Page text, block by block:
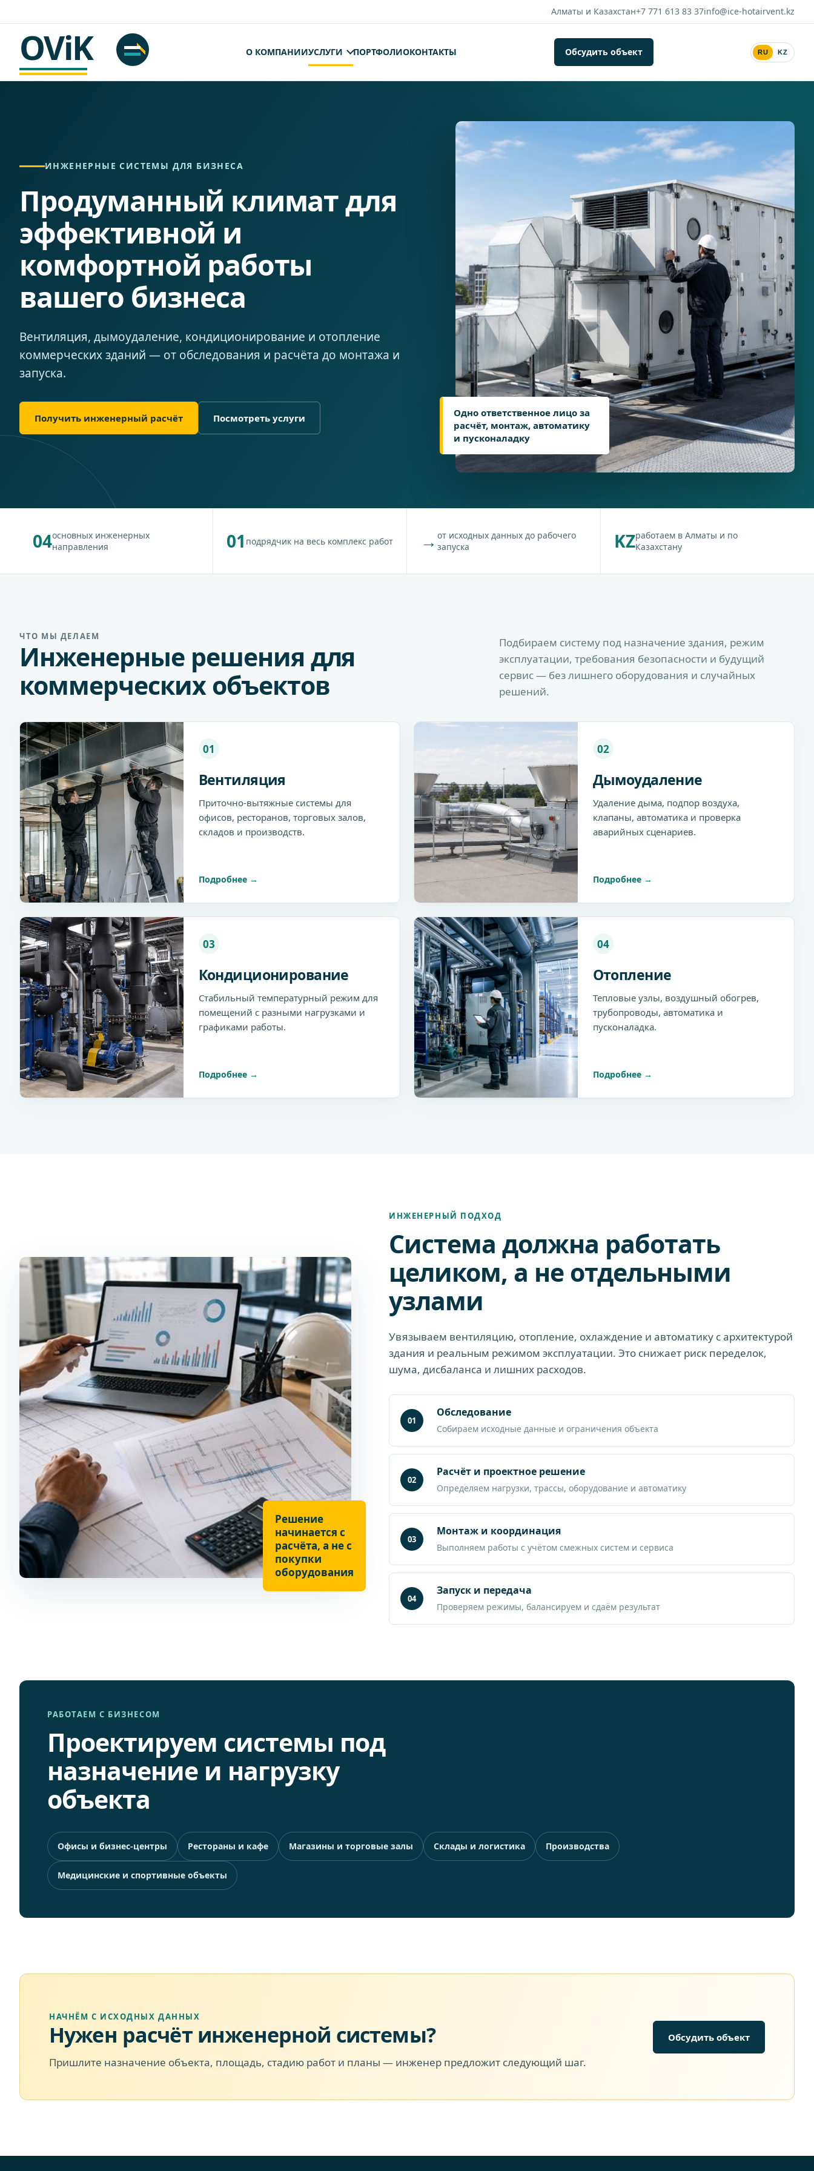
Алматы и Казахстан+7 771 613 83 37info@ice-hotairvent.kz
OViK О КОМПАНИИУСЛУГИ ПОРТФОЛИОКОНТАКТЫ Обсудить объект RU KZ
ИНЖЕНЕРНЫЕ СИСТЕМЫ ДЛЯ БИЗНЕСА
Продуманный климат для
эффективной и
комфортной работы
вашего бизнеса
Вентиляция, дымоудаление, кондиционирование и отопление
коммерческих зданий — от обследования и расчёта до монтажа и
запуска.
Получить инженерный расчёт Посмотреть услуги
Одно ответственное лицо за
расчёт, монтаж, автоматику
и пусконаладку
04основных инженерных
направления
01 подрядчик на весь комплекс работ → от исходных данных до рабочего
запуска
KZработаем в Алматы и по
Казахстану
ЧТО МЫ ДЕЛАЕМ
Инженерные решения для
коммерческих объектов
Подбираем систему под назначение здания, режим
эксплуатации, требования безопасности и будущий
сервис — без лишнего оборудования и случайных
решений.
01
Вентиляция
Приточно-вытяжные системы для
офисов, ресторанов, торговых залов,
складов и производств.
Подробнее
02
Дымоудаление
Удаление дыма, подпор воздуха,
клапаны, автоматика и проверка
аварийных сценариев.
Подробнее
03
Кондиционирование
Стабильный температурный режим для
помещений с разными нагрузками и
графиками работы.
Подробнее
04
Отопление
Тепловые узлы, воздушный обогрев,
трубопроводы, автоматика и
пусконаладка.
Подробнее
Решение
начинается с
расчёта, а не с
покупки
оборудования
ИНЖЕНЕРНЫЙ ПОДХОД
Система должна работать
целиком, а не отдельными
узлами
Увязываем вентиляцию, отопление, охлаждение и автоматику с архитектурой
здания и реальным режимом эксплуатации. Это снижает риск переделок,
шума, дисбаланса и лишних расходов.
01
Обследование
Собираем исходные данные и ограничения объекта
02
Расчёт и проектное решение
Определяем нагрузки, трассы, оборудование и автоматику
03
Монтаж и координация
Выполняем работы с учётом смежных систем и сервиса
04
Запуск и передача
Проверяем режимы, балансируем и сдаём результат
РАБОТАЕМ С БИЗНЕСОМ
Проектируем системы под
назначение и нагрузку
объекта
Офисы и бизнес-центры Рестораны и кафе Магазины и торговые залы Склады и логистика Производства
Медицинские и спортивные объекты
НАЧНЁМ С ИСХОДНЫХ ДАННЫХ
Нужен расчёт инженерной системы?
Пришлите назначение объекта, площадь, стадию работ и планы — инженер предложит следующий шаг.
Обсудить объект